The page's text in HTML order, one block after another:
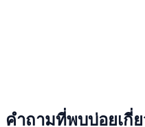
คำถามที่พบบ่อยเกี่